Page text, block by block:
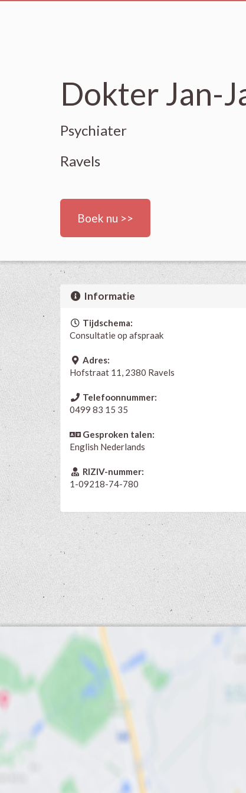
Dokter Jan-
Psychiater
Ravels
Boek nu >>
Informatie
Tijdschema:
Consultatie op afspraak
Adres:
Hofstraat 11, 2380 Ravels
Telefoonnummer:
0499 83 15 35
Gesproken talen:
English Nederlands
RIZIV-nummer:
1-09218-74-780